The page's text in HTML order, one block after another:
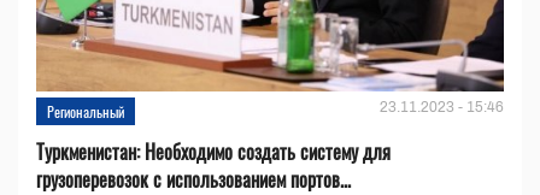
Региональный 23.11.2023 - 15:46
Туркменистан: Необходимо создать систему для
грузоперевозок с использованием портов...